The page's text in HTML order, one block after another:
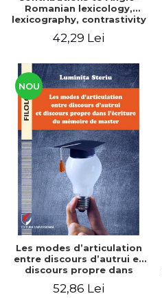
Romanian lexicology,
lexicography, contrastivity
Resulting from reflective
42,29 Lei
NOU
Les modes d’articulation
entre discours d’autrui et
discours propre dans
master
52,86 Lei